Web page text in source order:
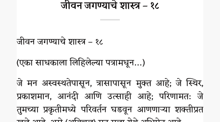
जीवन जगण्याचे शास्त्र – १८
जीवन जगण्याचे शास्त्र – १८
(एका साधकाला लिहिलेल्या पत्रामधून…)
जे मन अस्वस्थतेपासून, त्रासापासून मुक्त आहे; जे स्थिर,
प्रकाशमान, आनंदी आणि उत्साही आहे; परिणामत: जे
तुमच्या प्रकृतीमध्ये परिवर्तन घडवून आणणाऱ्या शक्तीप्रत